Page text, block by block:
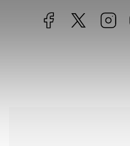
Facebookhttps://